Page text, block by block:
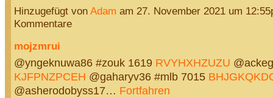
Hinzugefügt von Adam am 27. November 2021 um
Kommentare
mojzmrui
@yngeknuwa86 #zouk 1619 RVYHXHZUZU
KJFPNZPCEH @gaharyv36 #mlb 7015
@asherodobyss17… Fortfahren